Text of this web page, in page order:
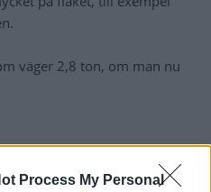
Process My Personal
väger 2,8 ton, om man nu
tanken är att de ska